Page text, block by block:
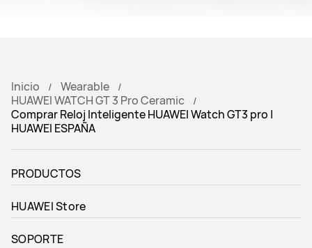
Inicio
Wearable
HUAWEI WATCH GT 3 Pro Ceramic
Comprar Reloj Inteligente HUAWEI Watch GT3 pro |
HUAWEI ESPAÑA
PRODUCTOS
HUAWEI Store
SOPORTE